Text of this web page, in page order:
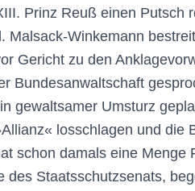
Prinz Reuß einen Putsch
Malsack-Winkemann
Gericht zu den
Bundesanwaltschaft
gewaltsamer Umsturz
losschlagen und die
schon damals eine Menge
des Staatsschutzsenats,